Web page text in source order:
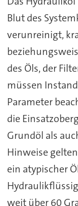
Blut des
verunreinigt,
des Öls, der
müssen
Parameter
die
Grundöl als
Hinweise
ein atypischer
weit über 60